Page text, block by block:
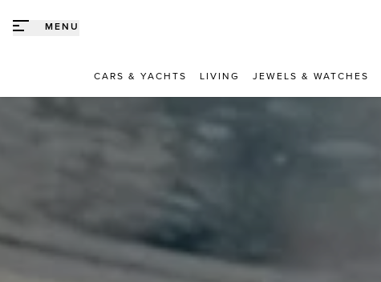
MENU
CARS & YACHTS LIVING JEWELS & WATCHES